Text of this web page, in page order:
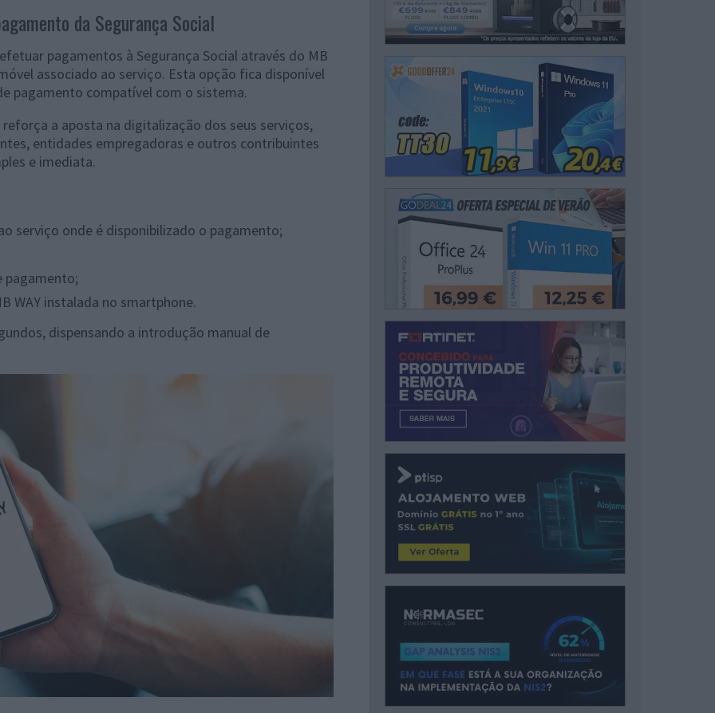
da Segurança Social
pagamentos à Segurança Social através do MB
associado ao serviço. Esta opção fica disponível
pagamento compatível com o sistema.
a aposta na digitalização dos seus serviços,
entidades empregadoras e outros contribuintes
e imediata.
serviço onde é disponibilizado o pagamento;
pagamento;
WAY instalada no smartphone.
dispensando a introdução manual de